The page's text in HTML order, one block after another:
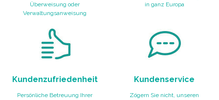
Überweisung oder
Verwaltungsanweisung
in ganz Europa
Kundenzufriedenheit
Persönliche Betreuung Ihrer
Kundenservice
Zögern Sie nicht, unseren